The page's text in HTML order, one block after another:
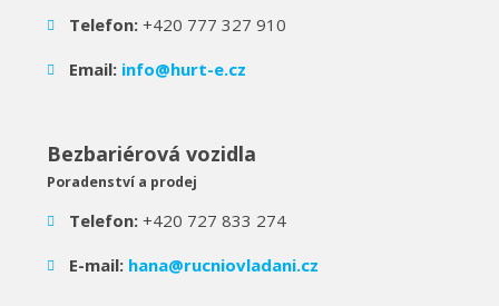
Telefon:+420 777 327 910
Email: info@hurt-e.cz
Bezbariérová vozidla
Poradenství a prodej
Telefon:+420 727 833 274
E-mail: hana@rucniovladani.cz